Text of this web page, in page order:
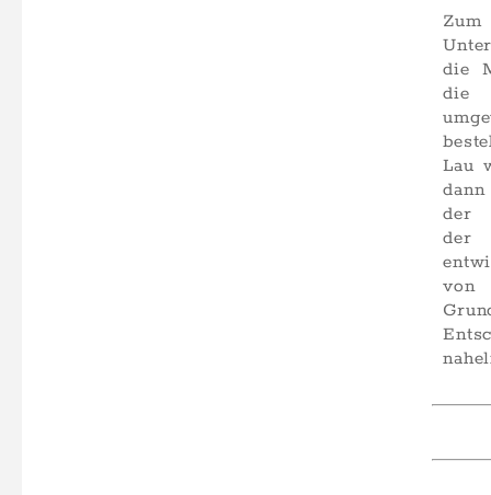
die
die
Lau
von